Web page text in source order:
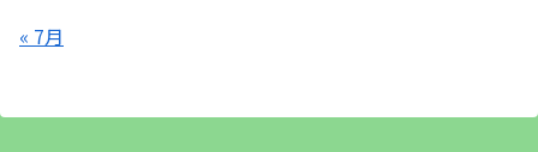
« 7月